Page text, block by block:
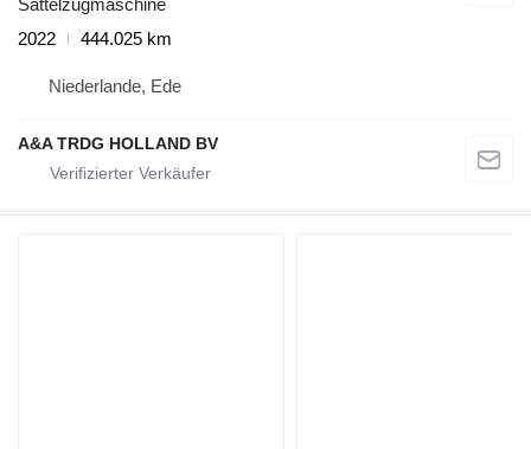
2022
444.025 km
Niederlande, Ede
A&A TRDG HOLLAND BV